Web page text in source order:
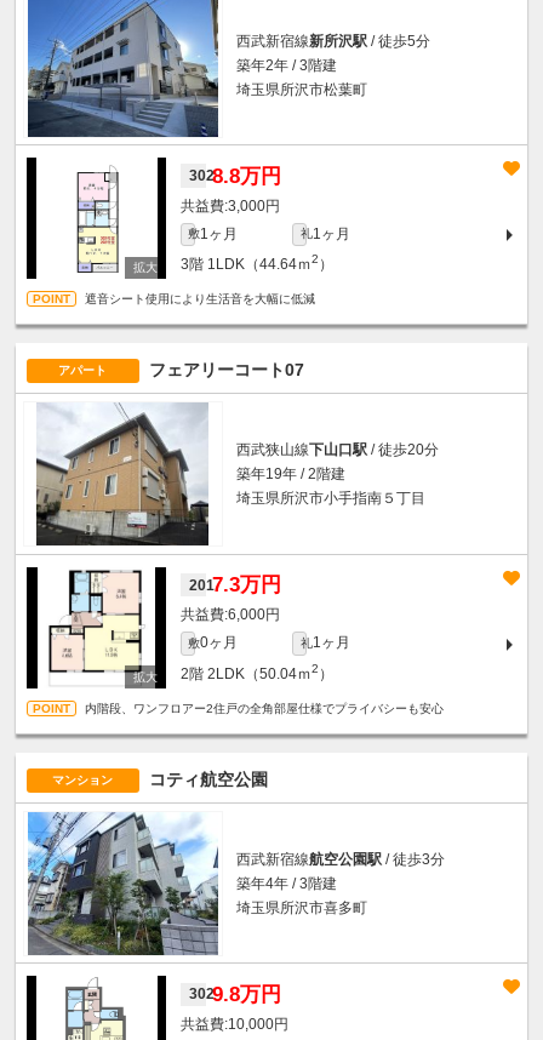
西武新宿線新所沢駅 / 徒歩5分
築年2年 / 3階建
埼玉県所沢市松葉町
3028.8万円
3,000円
敷1ヶ月 礼1ヶ月
3階 1LDK（44.64ｍ2 ）
遮音シート使用により生活音を大幅に低減
アパート フェアリーコート07
西武狭山線下山口駅 / 徒歩20分
築年19年 / 2階建
埼玉県所沢市小手指南５丁目
2017.3万円
6,000円
敷0ヶ月 礼1ヶ月
2階 2LDK（50.04ｍ2 ）
内階段、ワンフロアー2住戸の全角部屋仕様でプライバシーも安心
マンション コティ航空公園
西武新宿線航空公園駅 / 徒歩3分
築年4年 / 3階建
埼玉県所沢市喜多町
3029.8万円
10,000円